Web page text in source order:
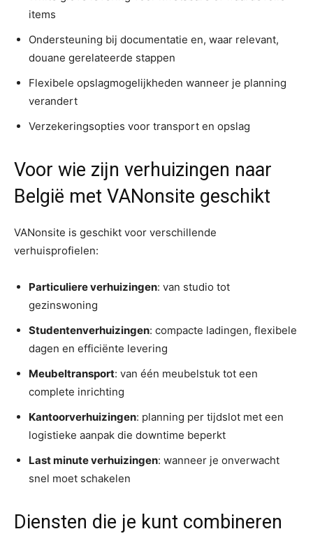
items
Ondersteuning bij documentatie en, waar relevant,
douane gerelateerde stappen
Flexibele opslagmogelijkheden wanneer je planning
verandert
Verzekeringsopties voor transport en opslag
Voor wie zijn verhuizingen naar
België met VANonsite geschikt
VANonsite is geschikt voor verschillende
verhuisprofielen:
Particuliere verhuizingen: van studio tot
gezinswoning
Studentenverhuizingen: compacte ladingen, flexibele
dagen en efficiënte levering
Meubeltransport: van één meubelstuk tot een
complete inrichting
Kantoorverhuizingen: planning per tijdslot met een
logistieke aanpak die downtime beperkt
Last minute verhuizingen: wanneer je onverwacht
snel moet schakelen
Diensten die je kunt combineren